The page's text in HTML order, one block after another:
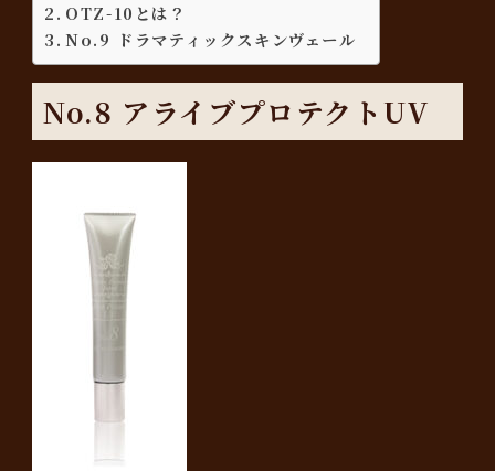
OTZ-10とは？
No.9 ドラマティックスキンヴェール
No.8 アライブプロテクトUV